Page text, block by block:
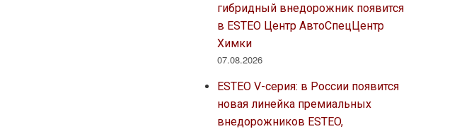
гибридный внедорожник появится
в ESTEO Центр АвтоСпецЦентр
Химки
07.08.2026
ESTEO V-серия: в России появится
новая линейка премиальных
внедорожников ESTEO,